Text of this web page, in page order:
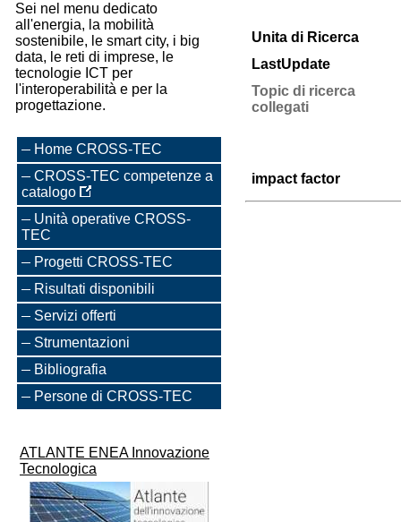
Sei nel menu dedicato
all'energia, la mobilità
sostenibile, le smart city, i big
data, le reti di imprese, le
tecnologie ICT per
l'interoperabilità e per la
progettazione.
Home CROSS-TEC
CROSS-TEC competenze a
catalogo
Unità operative CROSS-
TEC
Progetti CROSS-TEC
Risultati disponibili
Servizi offerti
Strumentazioni
Bibliografia
Persone di CROSS-TEC
ATLANTE ENEA Innovazione
Tecnologica
Unita di Ricerca
LastUpdate
Topic di ricerca
collegati
impact factor